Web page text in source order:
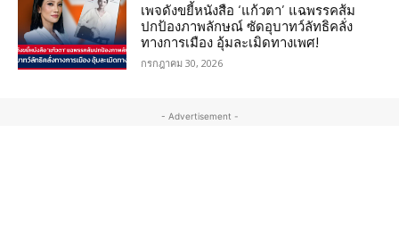
เพจดังขยี้หนังสือ ‘แก้วตา’ แฉพรรคส้ม
ปกป้องภาพลักษณ์ ซัดอุบาทว์ลัทธิคลั่ง
ทางการเมือง อุ้มละเมิดทางเพศ!
กรกฎาคม 30, 2026
- Advertisement -